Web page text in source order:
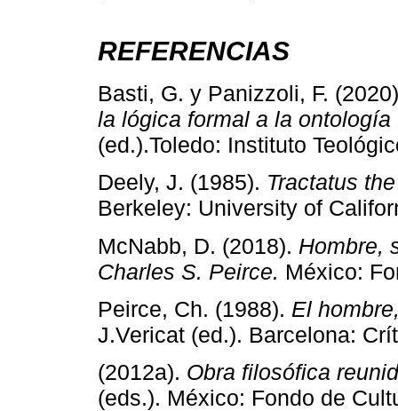
REFERENCIAS
Basti, G. y Panizzoli, F.
la lógica formal a la
(ed.).Toledo: Instituto
Deely, J. (1985). Tractatus
Berkeley: University of
McNabb, D. (2018). Hombre,
Charles S. Peirce. México:
Peirce, Ch. (1988). El
J.Vericat (ed.). Barcelona:
(2012a). Obra filosófica
(eds.). México: Fondo de